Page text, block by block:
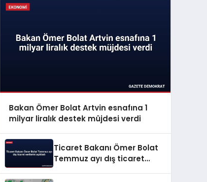
Bakan Ömer Bolat Artvin esnafına 1
milyar liralık destek müjdesi verdi
Ticaret Bakanı Ömer Bolat
Temmuz ayı dış ticaret